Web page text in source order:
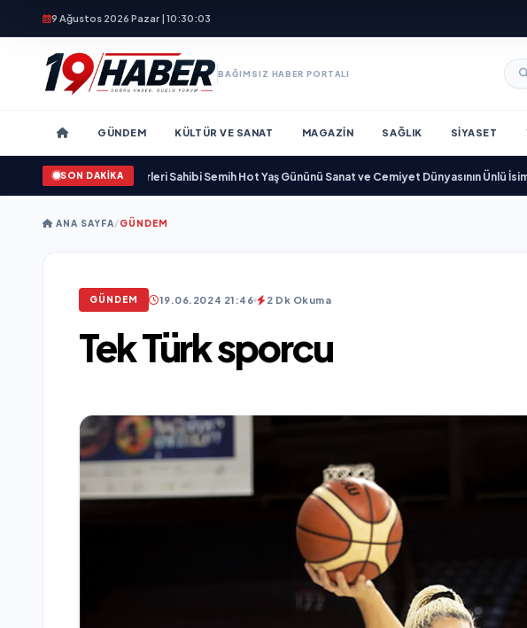
9 Ağustos 2026 Pazar | 10:30:05
BAĞIMSIZ HABER PORTALI
GÜNDEM KÜLTÜR VE SANAT MAGAZIN SAĞLIK SIYASET
SON DAKİKA
Svadba Zincirleri Sahibi Semih Hot Yaş Gününü Sanat ve Cemiyet Dünyasının Ünlü İsimleriyle
ANA SAYFA/GÜNDEM
GÜNDEM 19.06.2024 21:46 2 Dk Okuma
Tek Türk sporcu